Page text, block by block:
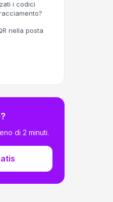
i codici
nella posta
di 2 minuti.